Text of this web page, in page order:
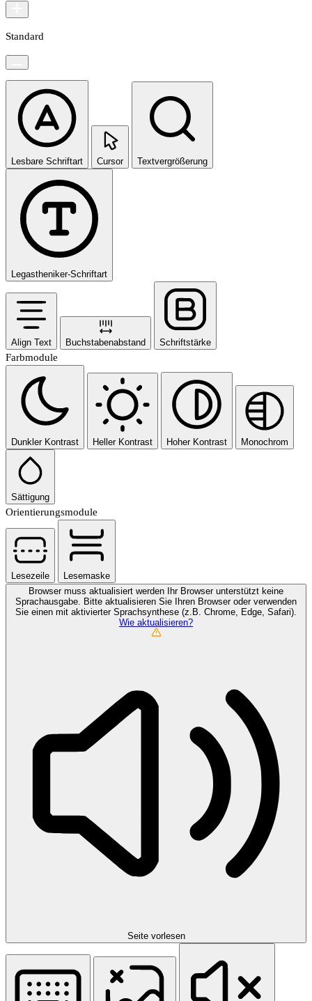
Standard
Lesbare Schriftart Cursor Textvergrößerung
Legastheniker-Schriftart
Align Text Buchstabenabstand Schriftstärke
Farbmodule
Dunkler Kontrast Heller Kontrast Hoher Kontrast Monochrom
Sättigung
Orientierungsmodule
Lesezeile
Lesemaske
Browser muss aktualisiert werden
Ihr Browser unterstützt keine
Sprachausgabe. Bitte aktualisieren Sie Ihren Browser oder verwenden
Sie einen mit aktivierter Sprachsynthese (z.B. Chrome, Edge, Safari).
Wie aktualisieren?
Seite vorlesen